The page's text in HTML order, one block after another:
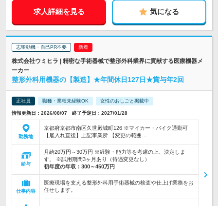
求人詳細を見る 気になる
志望動機・自己PR不要
株式会社ウミヒラ | 精密な手術器械で整形外科業界に貢献する医療機器メ
ーカー
整形外科用機器の【製造】★年間休日127日★賞与年2回
正社員 職種・業種未経験OK 女性のおしごと掲載中
情報更新日：2026/08/07 終了予定日：2027/01/28
勤務地
京都府京都市南区久世殿城町126 ※マイカー・バイク通勤可
【雇入れ直後】上記事業所 【変更の範囲…
給与
月給20万円～30万円 ※経験・能力等を考慮の上、決定しま
す。 ※試用期間3ヶ月あり（待遇変更なし）
初年度の年収： 300～450万円
仕事内容
医療現場を支える整形外科用手術器械の検査や仕上げ業務をお
任せします。